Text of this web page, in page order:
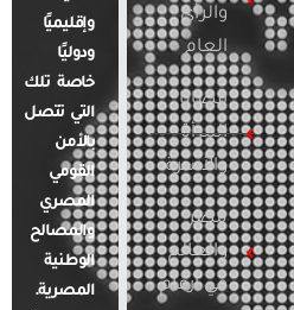
والرأي
العام
قضايا
المرأة
والأسرة
مصر
والعالم
في أرقام
وإقليميًا
ودوليًا
خاصة تلك
التي تتصل
بالأمن
القومي
المصري
والمصالح
الوطنية
المصرية.